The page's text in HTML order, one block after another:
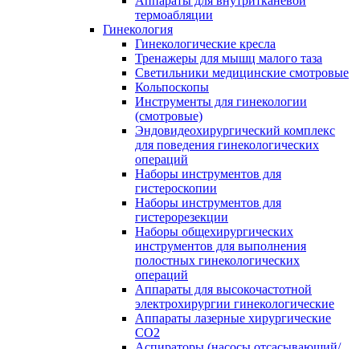
термоабляции
Гинекология
Гинекологические кресла
Тренажеры для мышц малого таза
Светильники медицинские смотровые
Кольпоскопы
Инструменты для гинекологии
(смотровые)
Эндовидеохирургический комплекс
для поведения гинекологических
операций
Наборы инструментов для
гистероскопии
Наборы инструментов для
гистерорезекции
Наборы общехирургических
инструментов для выполнения
полостных гинекологических
операций
Аппараты для высокочастотной
электрохирургии гинекологические
Аппараты лазерные хирургические
СО2